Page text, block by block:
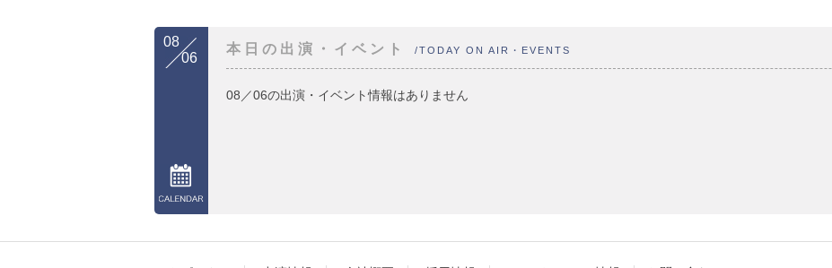
08
06
本日の出演・イベント /TODAY ON AIR・EVENTS
08／06の出演・イベント情報はありません